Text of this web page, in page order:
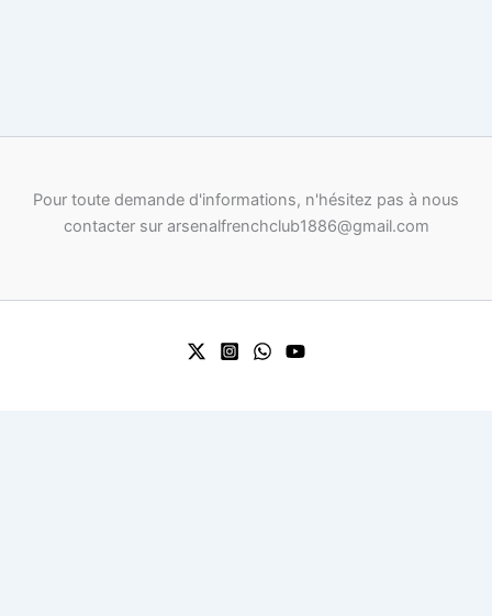
Pour toute demande d'informations, n'hésitez pas à nous
contacter sur arsenalfrenchclub1886@gmail.com